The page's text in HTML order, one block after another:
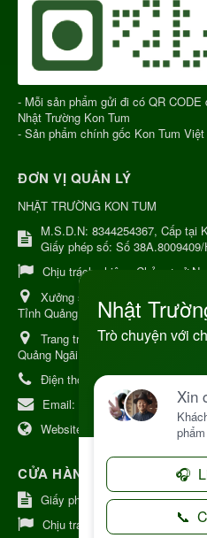
- Mỗi sản phẩm gửi đi có QR
Nhật Trường Kon Tum
- Sản phẩm chính gốc Kon Tum Việt
ĐƠN VỊ QUẢN LÝ
NHẬT TRƯỜNG KON TUM
M.S.D.N: 8344254367, Cấp tại
Giấy phép số: Số
Chịu trách nhiệm: Chủ cơ sở
Xưởng sản xuất:
Tỉnh Quảng Ngải
Trang trại Dược Liệu Hữu Cơ:
Quảng Ngãi
Điện thoại:+84 906968923
Email:
Website:
https://
CỬA HÀNG GIỚI THIỆU TẠI
Giấy phép số: 080-9475-1379
Chịu trách nhiệm:
MR THƯƠNG